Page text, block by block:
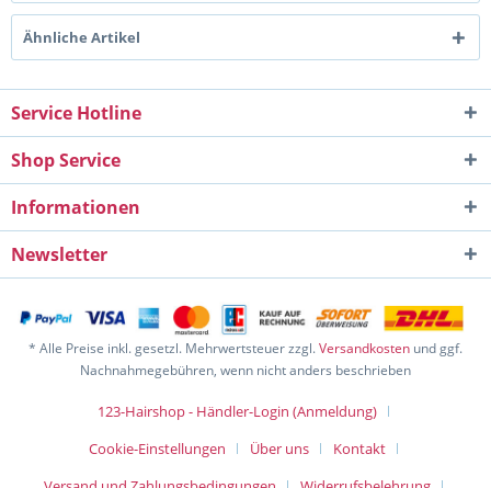
Ähnliche Artikel
Service Hotline
Shop Service
Informationen
Newsletter
* Alle Preise inkl. gesetzl. Mehrwertsteuer zzgl.Versandkosten und ggf.
Nachnahmegebühren, wenn nicht anders beschrieben
123-Hairshop - Händler-Login (Anmeldung)
Cookie-Einstellungen
Über uns
Kontakt